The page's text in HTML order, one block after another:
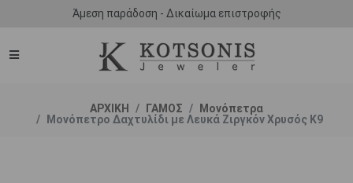
Άμεση παράδοση - Δικαίωμα επιστροφής
ΑΡΧΙΚΗ ΓΑΜΟΣ
Μονόπετρα
Μονόπετρο Δαχτυλίδι με Λευκά Ζιργκόν Χρυσός Κ9